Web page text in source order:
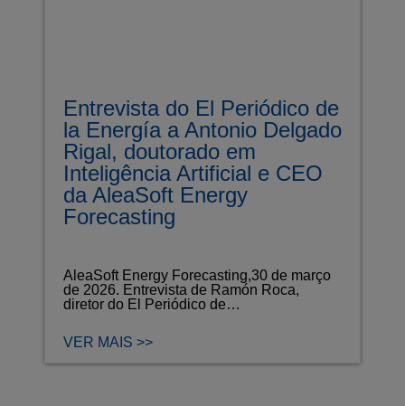
Entrevista do El Periódico de
la Energía a Antonio Delgado
Rigal, doutorado em
Inteligência Artificial e CEO
da AleaSoft Energy
Forecasting
AleaSoft Energy Forecasting,30 de março
de 2026. Entrevista de Ramón Roca,
diretor do El Periódico de…
VER MAIS >>